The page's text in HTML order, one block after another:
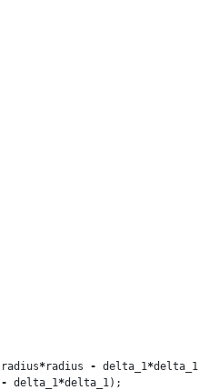
radius*radius - delta_1*delta_1
- delta_1*delta_1);